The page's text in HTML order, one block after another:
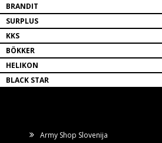
BRANDIT
SURPLUS
KKS
BÖKKER
HELIKON
BLACK STAR
Army Shop Slovenija